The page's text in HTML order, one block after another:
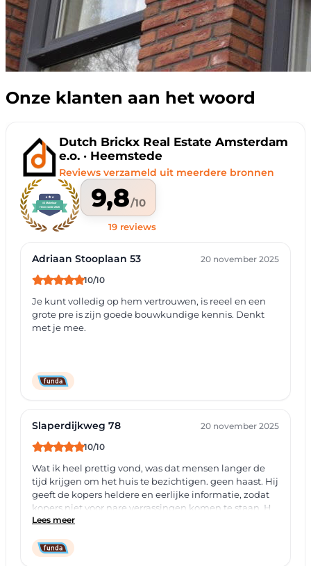
Onze klanten aan het woord